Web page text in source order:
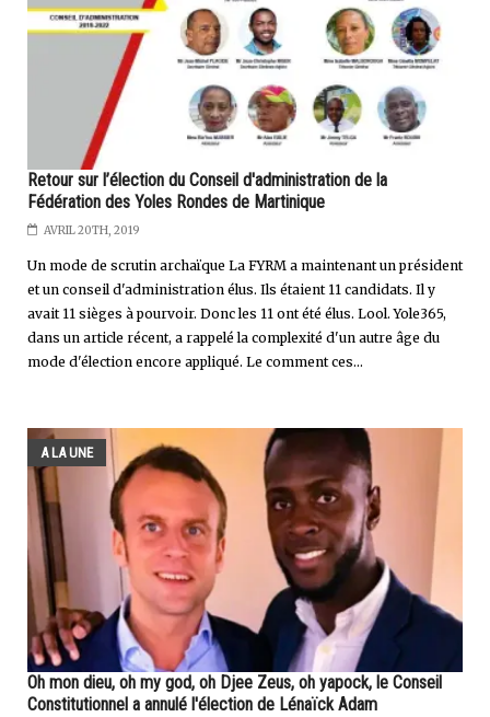
Retour sur l’élection du Conseil d'administration de la
Fédération des Yoles Rondes de Martinique
AVRIL 20TH, 2019
Un mode de scrutin archaïque La FYRM a maintenant un président
et un conseil d'administration élus. Ils étaient 11 candidats. Il y
avait 11 sièges à pourvoir. Donc les 11 ont été élus. Lool. Yole365,
dans un article récent, a rappelé la complexité d'un autre âge du
mode d'élection encore appliqué. Le comment ces...
A LA UNE
Oh mon dieu, oh my god, oh Djee Zeus, oh yapock, le Conseil
Constitutionnel a annulé l'élection de Lénaïck Adam